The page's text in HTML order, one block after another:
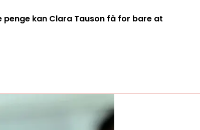
kan Clara Tauson få for bare at